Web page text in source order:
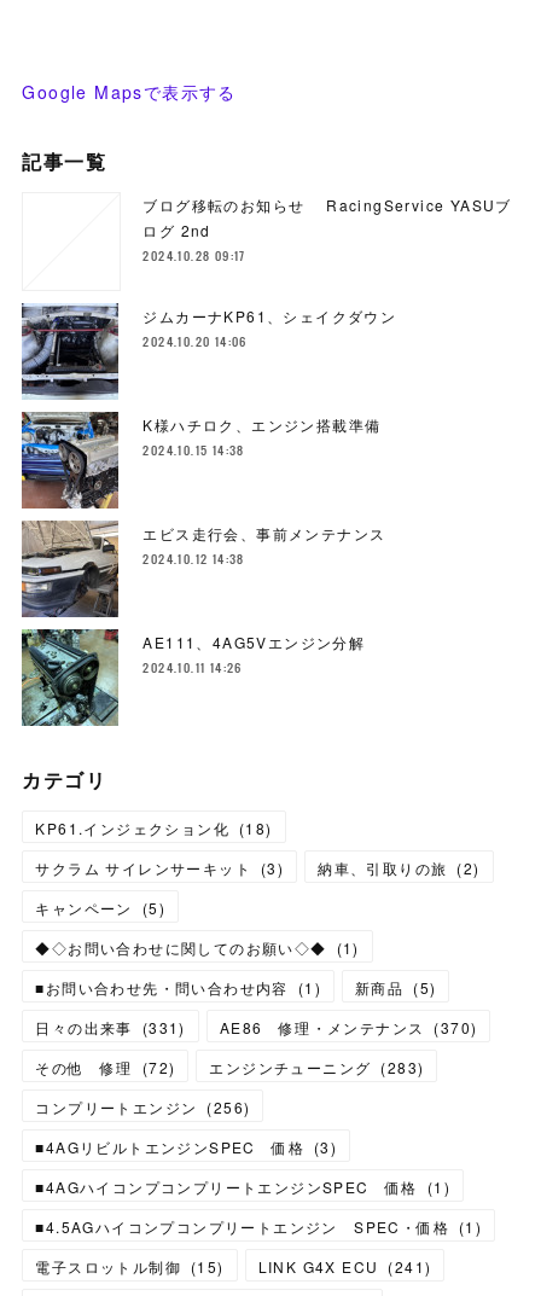
Google Mapsで表示する
記事一覧
ブログ移転のお知らせ RacingService YASUブ
ログ 2nd
2024.10.28 09:17
ジムカーナKP61、シェイクダウン
2024.10.20 14:06
K様ハチロク、エンジン搭載準備
2024.10.15 14:38
エビス走行会、事前メンテナンス
2024.10.12 14:38
AE111、4AG5Vエンジン分解
2024.10.11 14:26
カテゴリ
KP61.インジェクション化 (18)
サクラム サイレンサーキット
(3) 納車、引取りの旅 (2)
キャンペーン
(5)
◆◇お問い合わせに関してのお願い◇◆
(1)
■お問い合わせ先・問い合わせ内容
(1 ) 新商品 (5)
日々の出来事
(331) AE86 修理・メンテナンス (370)
その他 修理
(72) エンジンチューニング (283)
コンプリートエンジン
(256)
■4AGリビルトエンジンSPEC 価格 (3)
■4AGハイコンプコンプリートエンジンSPEC 価格
(1 )
■4.5AGハイコンプコンプリートエンジン SPEC・価格 (1 )
電子スロットル制御 (15) LINK G4X ECU (241)